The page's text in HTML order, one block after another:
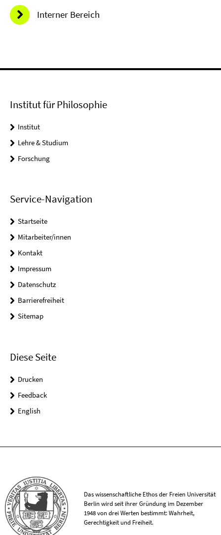
Interner Bereich
Institut für Philosophie
Institut
Lehre & Studium
Forschung
Service-Navigation
Startseite
Mitarbeiter/innen
Kontakt
Impressum
Datenschutz
Barrierefreiheit
Sitemap
Diese Seite
Drucken
Feedback
English
Das wissenschaftliche Ethos der Freien Universität
Berlin wird seit ihrer Gründung im Dezember
1948 von drei Werten bestimmt: Wahrheit,
Gerechtigkeit und Freiheit.